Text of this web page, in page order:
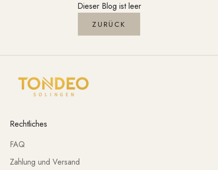
Dieser Blog ist leer
ZURÜCK
Rechtliches
FAQ
Zahlung und Versand